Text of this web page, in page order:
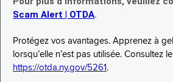
Scam Alert | OTDA.
Protégez vos avantages. Apprenez à
lorsqu’elle n’est pas utilisée. Consultez
https://otda.ny.gov/5261 .